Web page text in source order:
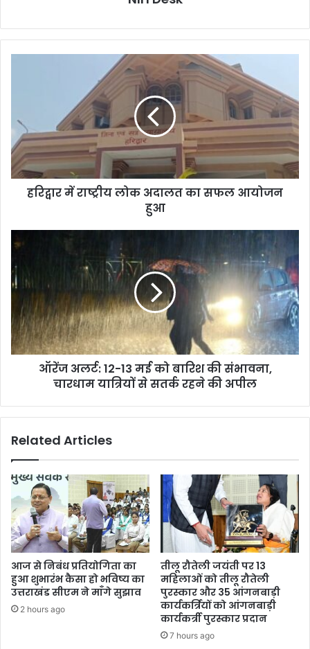
अदालत
सफल
आयोजन
हुआ
हरिद्वार में राष्ट्रीय लोक अदालत का सफल आयोजन
हुआ
अलर्ट:
12-
13
मई
बारिश
की
संभावना,
की
ऑरेंज अलर्ट: 12-13 मई को बारिश की संभावना,
चारधाम यात्रियों से सतर्क रहने की अपील
Related Articles
आज से निबंध प्रतियोगिता का
हुआ शुभारंभ कैसा हो भविष्य का
उत्तराखंड सीएम ने माँगे सुझाव
2 hours ago
तीलू रौतेली जयंती पर 13
महिलाओं को तीलू रौतेली
पुरस्कार और 35 आंगनबाड़ी
कार्यकर्त्रियों को आंगनबाड़ी
कार्यकर्त्री पुरस्कार प्रदान
7 hours ago